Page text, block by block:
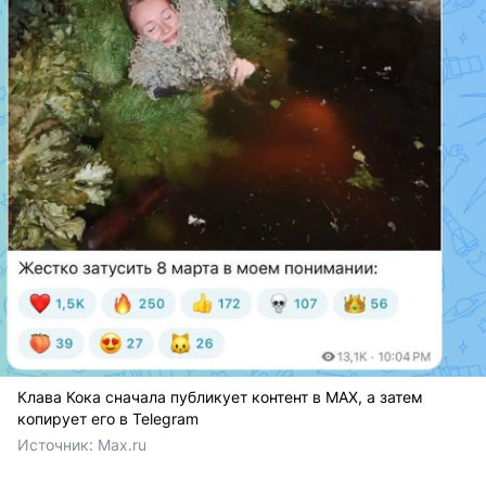
Клава Кока сначала публикует контент в MAX, а затем
копирует его в Telegram
Источник: Max.ru